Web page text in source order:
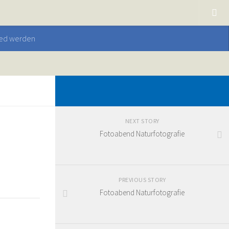
werden
NEXT STORY
Fotoabend Naturfotografie
PREVIOUS STORY
Fotoabend Naturfotografie